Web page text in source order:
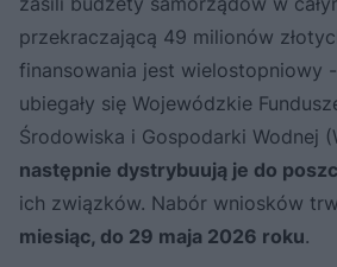
przekraczającą 49 milionów
finansowania jest wielostopniowy
ubiegały się Wojewódzkie
Środowiska i Gospodarki Wodnej
następnie dystrybuują je do
ich związków. Nabór wniosków
miesiąc, do 29 maja 2026 roku.